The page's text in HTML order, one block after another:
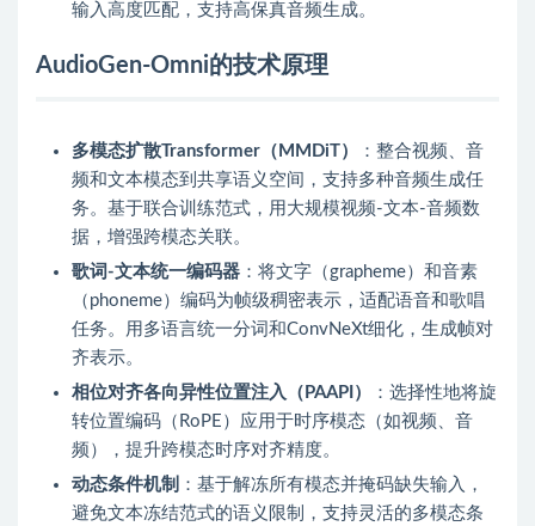
输入高度匹配，支持高保真音频生成。
AudioGen-Omni的技术原理
多模态扩散Transformer（MMDiT）
：整合视频、音
频和文本模态到共享语义空间，支持多种音频生成任
务。基于联合训练范式，用大规模视频-文本-音频数
据，增强跨模态关联。
歌词-文本统一编码器 ：将文字（grapheme）和音素
（phoneme）编码为帧级稠密表示，适配语音和歌唱
任务。用多语言统一分词和ConvNeXt细化，生成帧对
齐表示。
相位对齐各向异性位置注入（PAAPI）
：选择性地将旋
转位置编码（RoPE）应用于时序模态（如视频、音
频），提升跨模态时序对齐精度。
动态条件机制 ：基于解冻所有模态并掩码缺失输入，
避免文本冻结范式的语义限制，支持灵活的多模态条